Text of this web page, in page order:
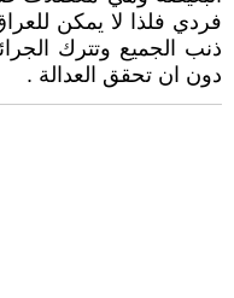
فردي فلذا لا يمكن
ذنب الجميع وتترك
دون ان تحقق العدالة .